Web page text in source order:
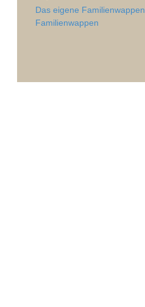
Das eigene Familienwappen
Familienwappen